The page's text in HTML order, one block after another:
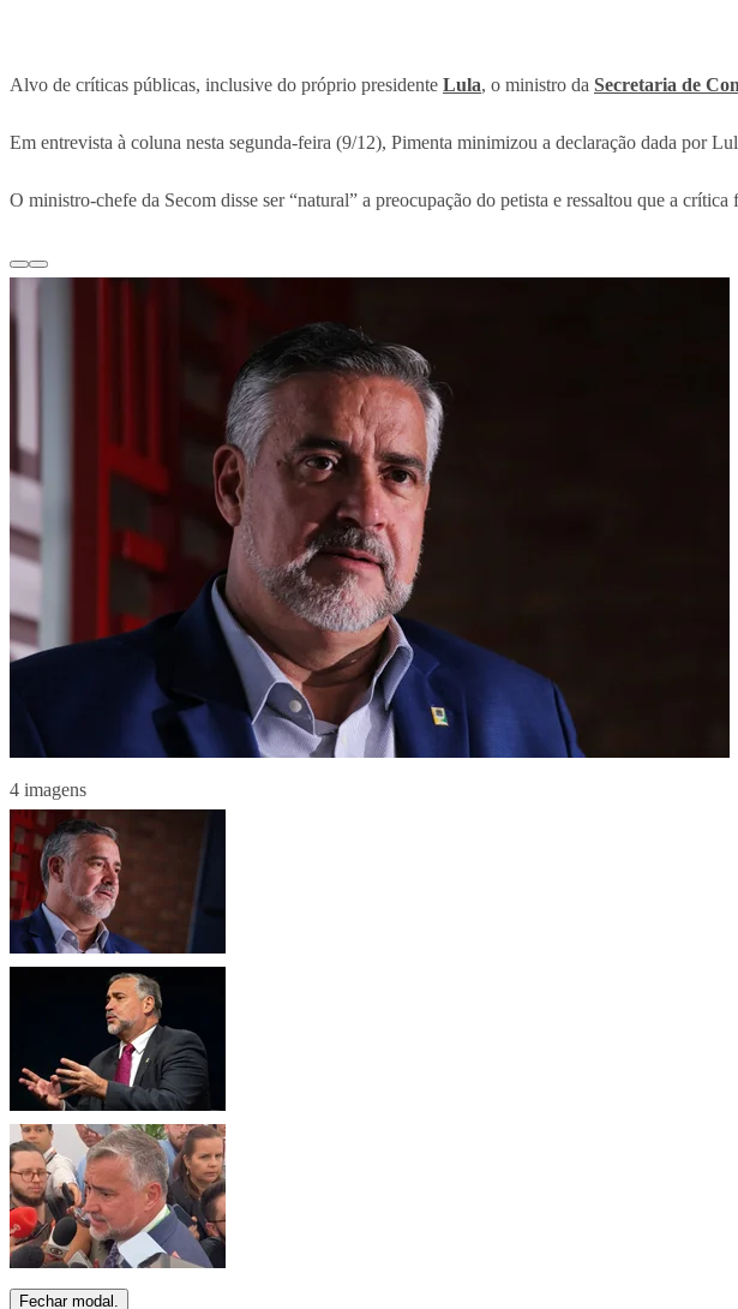
Alvo de críticas públicas, inclusive do próprio presidente Lula, o ministro da Secretaria de
Em entrevista à coluna nesta segunda-feira (9/12), Pimenta minimizou a declaração dada por
O ministro-chefe da Secom disse ser “natural” a preocupação do petista e ressaltou que a
4 imagens
Fechar modal.